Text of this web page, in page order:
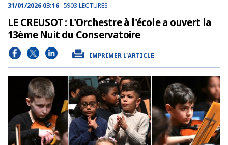
31/01/2026 03:16 5903 LECTURES
LE CREUSOT : L'Orchestre à l'école a ouvert la
13ème Nuit du Conservatoire
IMPRIMER L'ARTICLE